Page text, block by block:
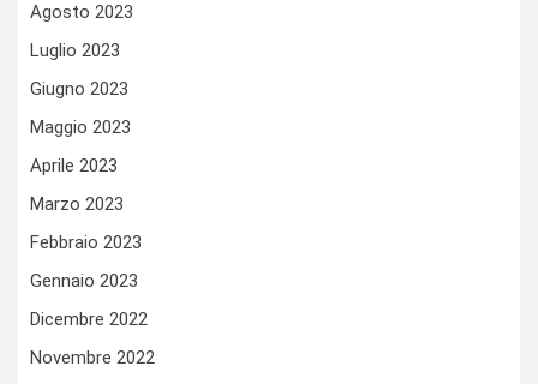
Agosto 2023
Luglio 2023
Giugno 2023
Maggio 2023
Aprile 2023
Marzo 2023
Febbraio 2023
Gennaio 2023
Dicembre 2022
Novembre 2022